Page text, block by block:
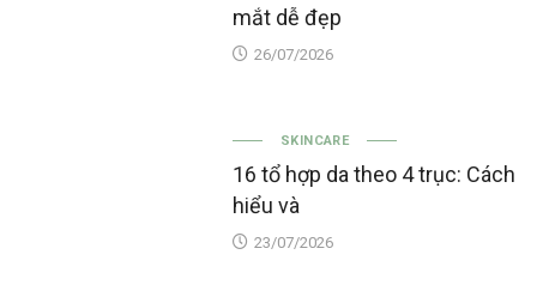
mắt dễ đẹp
26/07/2026
SKINCARE
16 tổ hợp da theo 4 trục: Cách
hiểu và
23/07/2026